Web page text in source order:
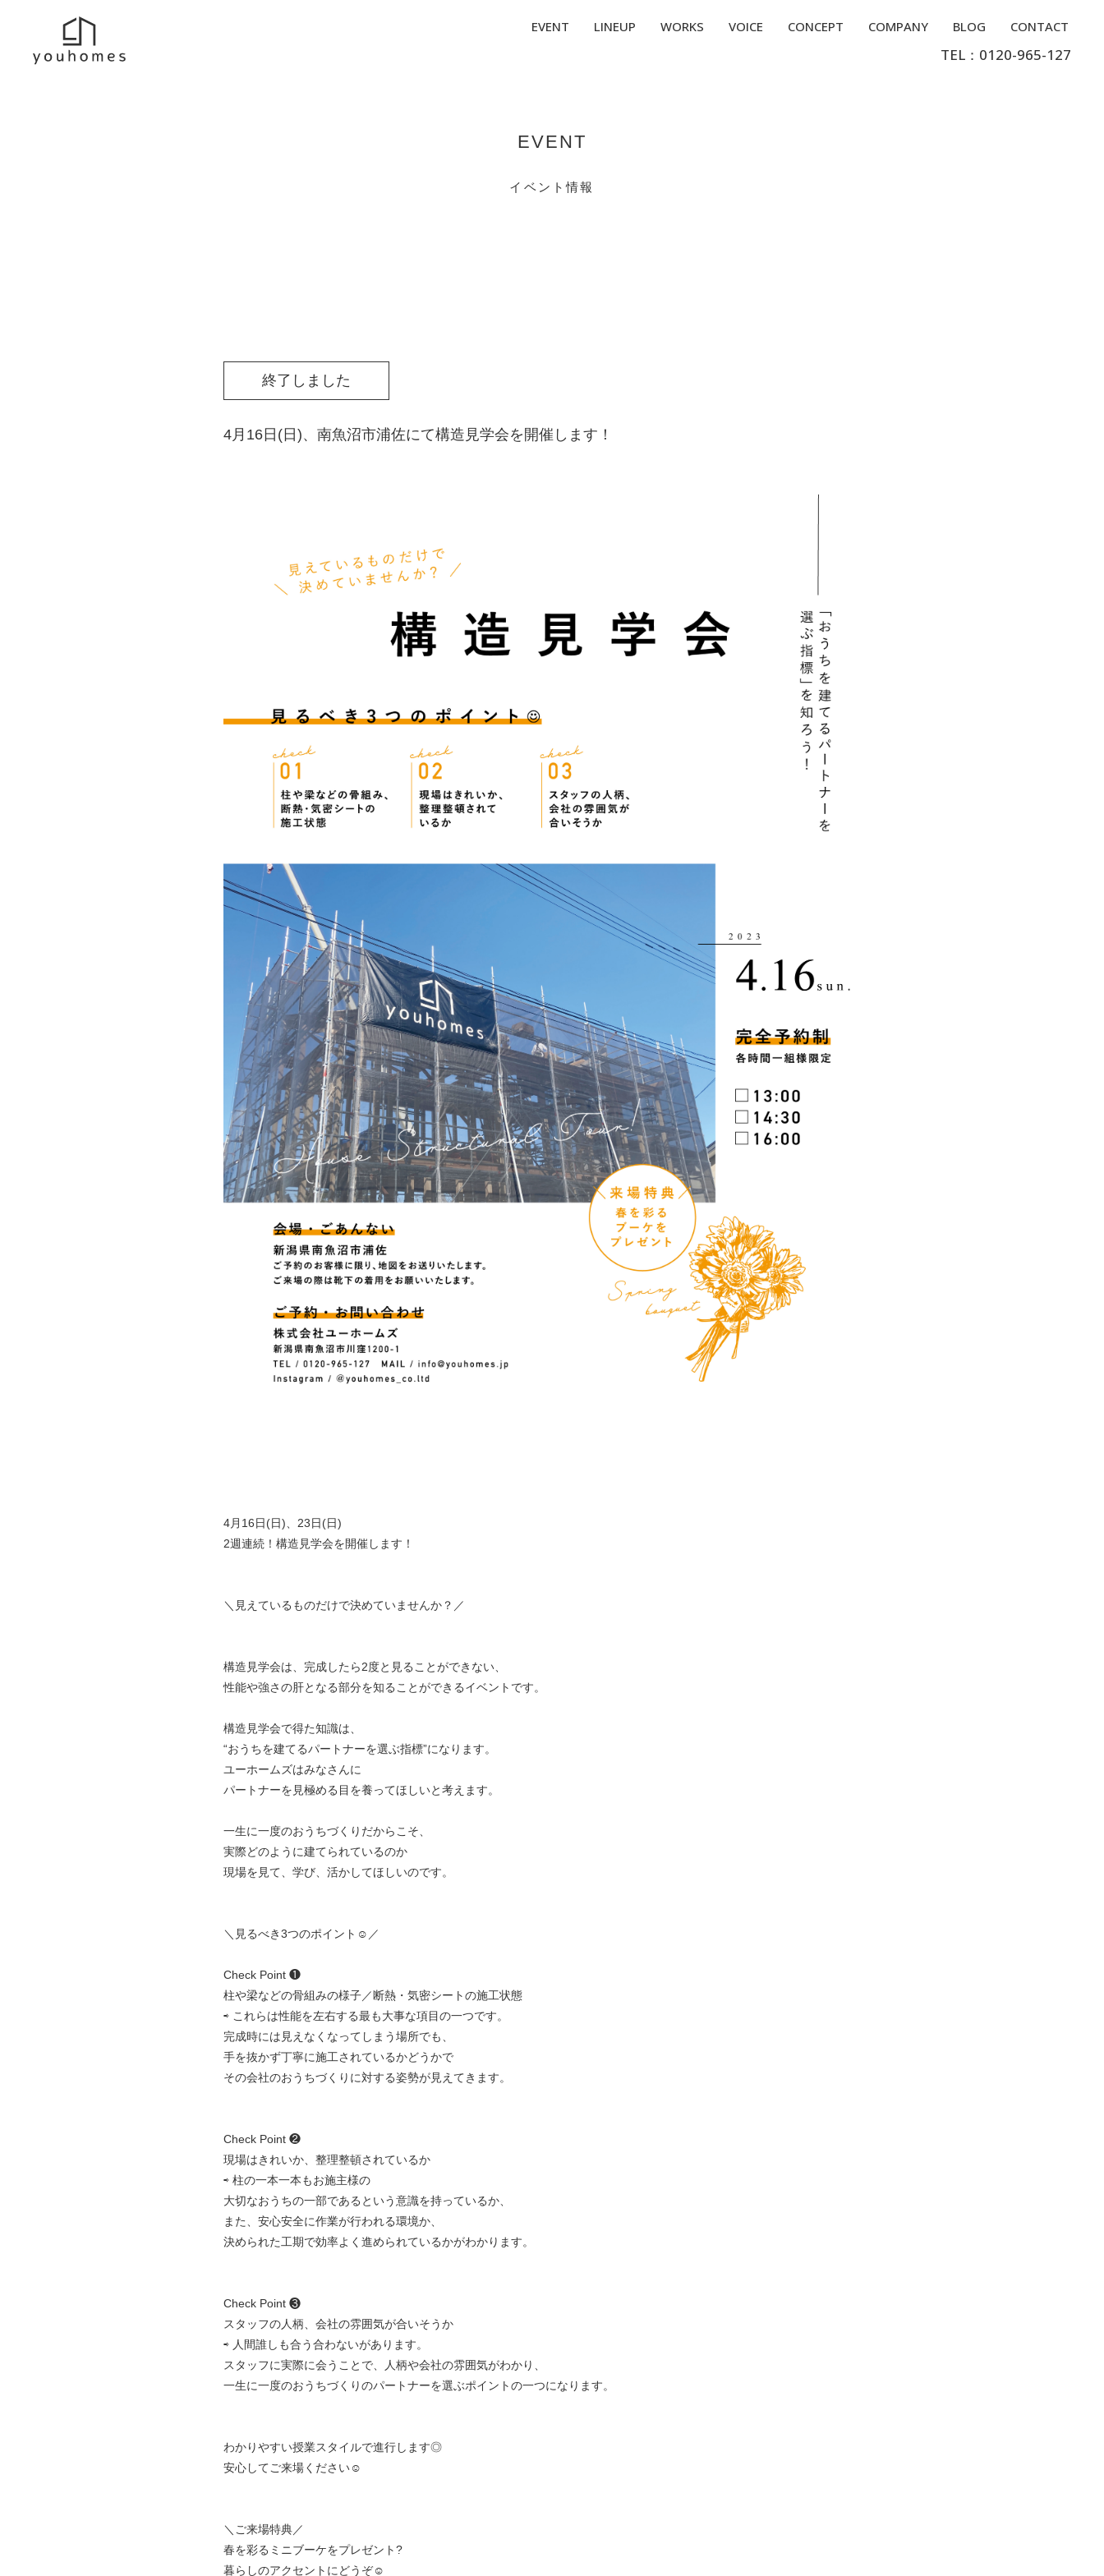
EVENT LINEUP WORKS VOICE CONCEPT COMPANY BLOG CONTACT
TEL：0120-965-127
EVENT
イベント情報
終了しました
4月16日(日)、南魚沼市浦佐にて構造見学会を開催します！
4月16日(日)、23日(日)
2週連続！構造見学会を開催します！
＼見えているものだけで決めていませんか？／
構造見学会は、完成したら2度と見ることができない、
性能や強さの肝となる部分を知ることができるイベントです。
構造見学会で得た知識は、
“おうちを建てるパートナーを選ぶ指標”になります。
ユーホームズはみなさんに
パートナーを見極める目を養ってほしいと考えます。
一生に一度のおうちづくりだからこそ、
実際どのように建てられているのか
現場を見て、学び、活かしてほしいのです。
＼見るべき3つのポイント☺︎／
Check Point ❶
柱や梁などの骨組みの様子／断熱・気密シートの施工状態
⇨ これらは性能を左右する最も大事な項目の一つです。
完成時には見えなくなってしまう場所でも、
手を抜かず丁寧に施工されているかどうかで
その会社のおうちづくりに対する姿勢が見えてきます。
Check Point ❷
現場はきれいか、整理整頓されているか
⇨ 柱の一本一本もお施主様の
大切なおうちの一部であるという意識を持っているか、
また、安心安全に作業が行われる環境か、
決められた工期で効率よく進められているかがわかります。
Check Point ❸
スタッフの人柄、会社の雰囲気が合いそうか
⇨ 人間誰しも合う合わないがあります。
スタッフに実際に会うことで、人柄や会社の雰囲気がわかり、
一生に一度のおうちづくりのパートナーを選ぶポイントの一つになります。
わかりやすい授業スタイルで進行します◎
安心してご来場ください☺︎
＼ご来場特典／
春を彩るミニブーケをプレゼント?
暮らしのアクセントにどうぞ☺︎